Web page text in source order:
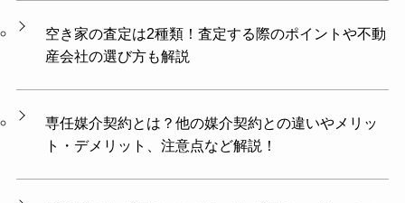
空き家の査定は2種類！査定する際のポイントや不動
産会社の選び方も解説
専任媒介契約とは？他の媒介契約との違いやメリッ
ト・デメリット、注意点など解説！